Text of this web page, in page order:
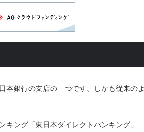
本銀行の支店の一つです。しかも従来のよ
ング「東日本ダイレクトバンキング」